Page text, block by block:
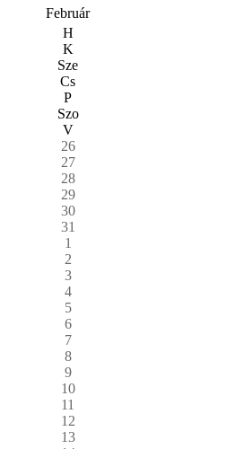
Február
H
K
Sze
Cs
P
Szo
V
26
27
28
29
30
31
1
2
3
4
5
6
7
8
9
10
11
12
13